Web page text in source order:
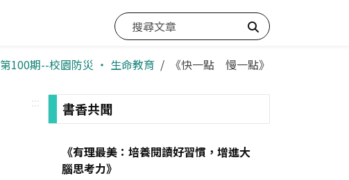
搜尋
第100期--校園防災 ‧ 生命教育 《快一點 慢一點》
::: 書香共聞
《有理最美：培養閱讀好習慣，增進大
腦思考力》